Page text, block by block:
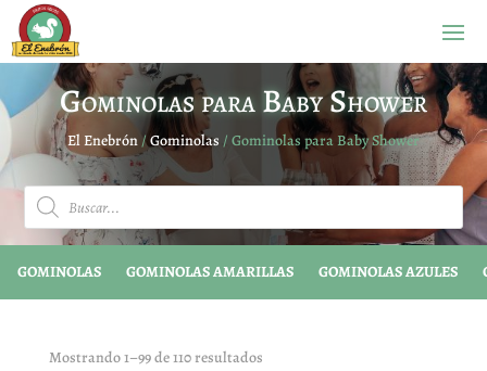
Gominolas para Baby Shower
El Enebrón/Gominolas / Gominolas para Baby Shower
Búsqueda
de
productos
GOMINOLAS GOMINOLAS AMARILLAS GOMINOLAS AZULES
Mostrando 1–99 de 110 resultados